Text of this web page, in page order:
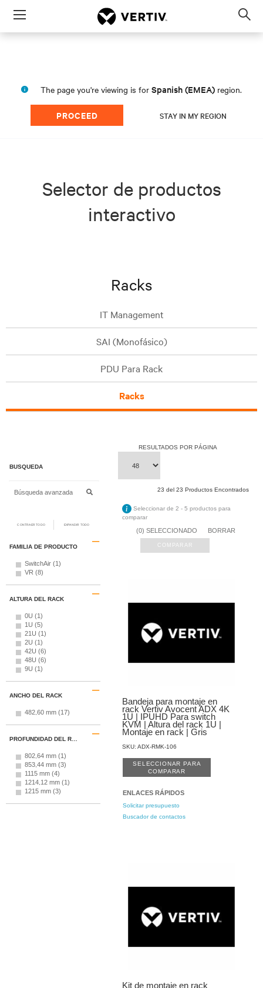
Menu
The page you're viewing is for Spanish (EMEA) region.
PROCEED STAY IN MY REGION
Selector de productos
interactivo
Racks
IT Management
SAI (Monofásico)
PDU Para Rack
Racks